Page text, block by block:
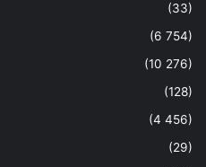
(33)
(6 754)
(10 276)
(128)
(4 456)
(29)